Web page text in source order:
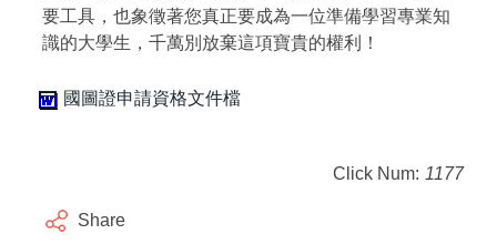
要工具，也象徵著您真正要成為一位準備學習專業知
識的大學生，千萬別放棄這項寶貴的權利！
國圖證申請資格文件檔
Click Num: 1177
Share